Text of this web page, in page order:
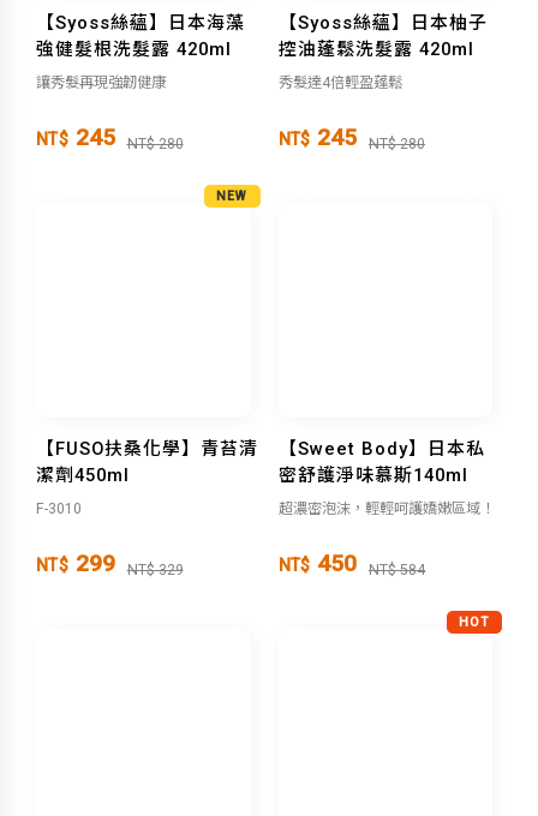
【Syoss絲蘊】日本海藻
強健髮根洗髮露 420ml
讓秀髮再現強韌健康
NT$ 245 NT$ 280
【Syoss絲蘊】日本柚子
控油蓬鬆洗髮露 420ml
秀髮達4倍輕盈蓬鬆
NT$ 245 NT$ 280
NEW
【FUSO扶桑化學】青苔清
潔劑450ml
F-3010
NT$ 299 NT$ 329
【Sweet Body】日本私
密舒護淨味慕斯140ml
超濃密泡沫，輕輕呵護嬌嫩區域！
NT$ 450 NT$ 584
HOT